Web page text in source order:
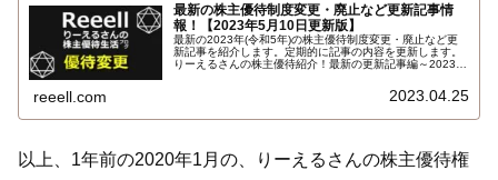
最新の株主優待制度変更・廃止など更新記事情
報！【2023年5月10日更新版】
最新の2023年(令和5年)の株主優待制度変更・廃止など更
新記事を紹介します。定期的に記事の内容を更新します。
りーえるさんの株主優待紹介！最新の更新記事編～2023年
reeell.com 2023.04.25
以上、1年前の2020年1月の、りーえるさんの株主優待権